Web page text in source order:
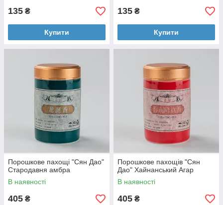
135 ₴
Купити
135 ₴
Купити
Порошкове пахощі "Сян Дао"
Стародавня амбра
В наявності
405 ₴
Порошкове пахощів "Сян
Дао" Хайнанський Агар
В наявності
405 ₴